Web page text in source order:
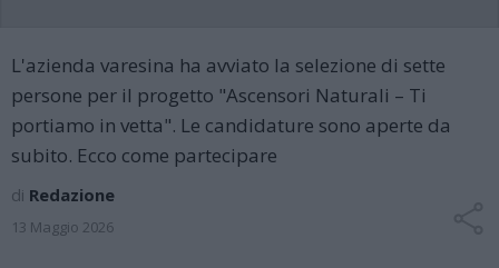
L'azienda varesina ha avviato la selezione di sette
persone per il progetto "Ascensori Naturali – Ti
portiamo in vetta". Le candidature sono aperte da
subito. Ecco come partecipare
di Redazione
13 Maggio 2026